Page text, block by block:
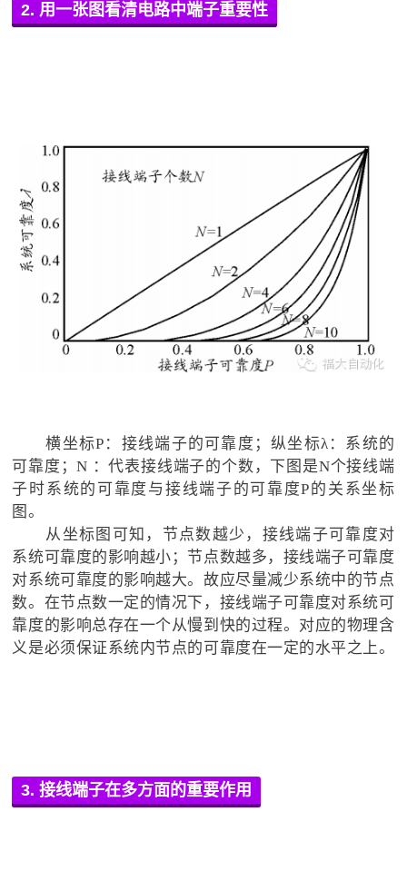
2. 用一张图看清电路中端子重要性
横坐标P：接线端子的可靠度；纵坐标λ：系统的
可靠度；N ：代表接线端子的个数，下图是N个接线端
子时系统的可靠度与接线端子的可靠度P的关系坐标
图。
从坐标图可知，节点数越少，接线端子可靠度对
系统可靠度的影响越小；节点数越多，接线端子可靠度
对系统可靠度的影响越大。故应尽量减少系统中的节点
数。在节点数一定的情况下，接线端子可靠度对系统可
靠度的影响总存在一个从慢到快的过程。对应的物理含
义是必须保证系统内节点的可靠度在一定的水平之上。
3. 接线端子在多方面的重要作用